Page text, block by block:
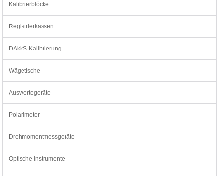
Kalibrierblöcke
Registrierkassen
DAkkS-Kalibrierung
Wägetische
Auswertegeräte
Polarimeter
Drehmomentmessgeräte
Optische Instrumente